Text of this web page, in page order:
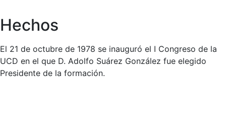
Hechos
El 21 de octubre de 1978 se inauguró el I Congreso de la
UCD en el que D. Adolfo Suárez González fue elegido
Presidente de la formación.